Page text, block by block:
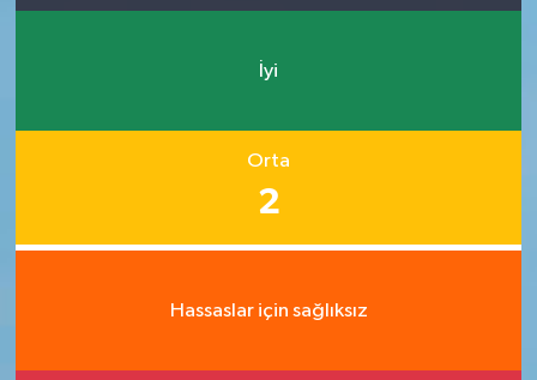
İyi
Orta
2
Hassaslar için sağlıksız